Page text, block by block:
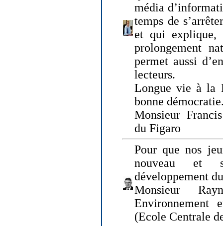
média
temps de
et qui explique,
prolongement
permet aussi
lecteurs.
Longue vie à la
bonne
Monsieur
du Figaro
Pour que nos
nouveau et
développement
Monsieur
Environnement
(Ecole Centrale